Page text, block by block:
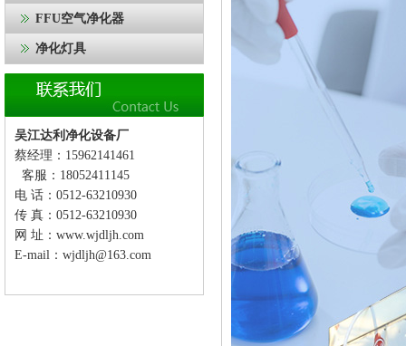
FFU空气净化器
净化灯具
吴江达利净化设备厂
蔡经理：15962141461
客服：18052411145
电 话：0512-63210930
传 真：0512-63210930
网 址： www.wjdljh.com
E-mail：wjdljh@163.com